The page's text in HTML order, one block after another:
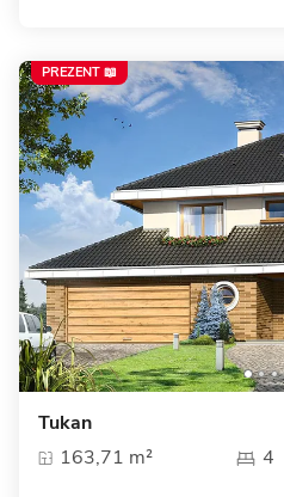
Tukan
163,71 m²
4
PREZENT 📖